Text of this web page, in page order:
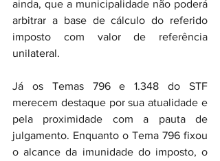
ainda, que a municipalidade não poderá
arbitrar a base de cálculo do referido
imposto com valor de referência
unilateral.
Já os Temas 796 e 1.348 do STF
merecem destaque por sua atualidade e
pela proximidade com a pauta de
julgamento. Enquanto o Tema 796 fixou
o alcance da imunidade do imposto, o